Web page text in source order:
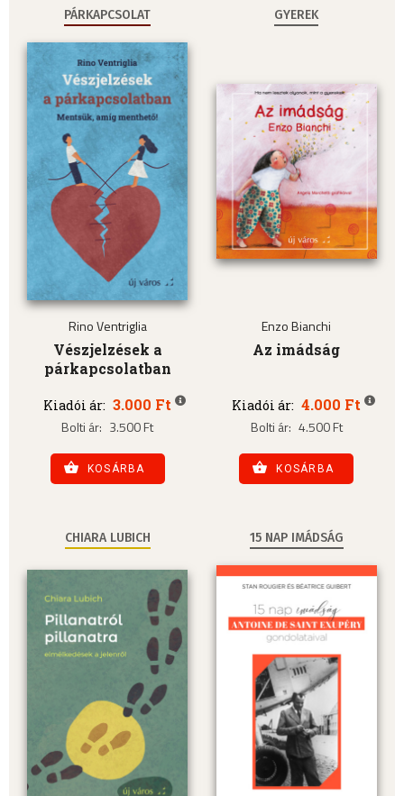
PÁRKAPCSOLAT
Rino Ventriglia
Vészjelzések a
párkapcsolatban
Kiadói ár: 3.000 Ft
Bolti ár: 3.500 Ft
KOSÁRBA
GYEREK
Enzo Bianchi
Az imádság
Kiadói ár: 4.000 Ft
Bolti ár: 4.500 Ft
KOSÁRBA
CHIARA LUBICH 15 NAP IMÁDSÁG